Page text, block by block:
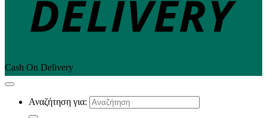
Cash On Delivery
Αναζήτηση για: